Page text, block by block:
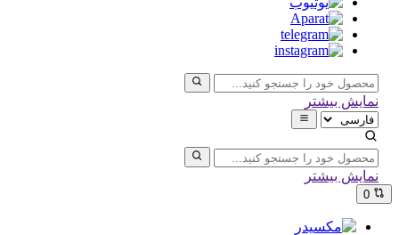
نمایش بیشتر
نمایش بیشتر
0